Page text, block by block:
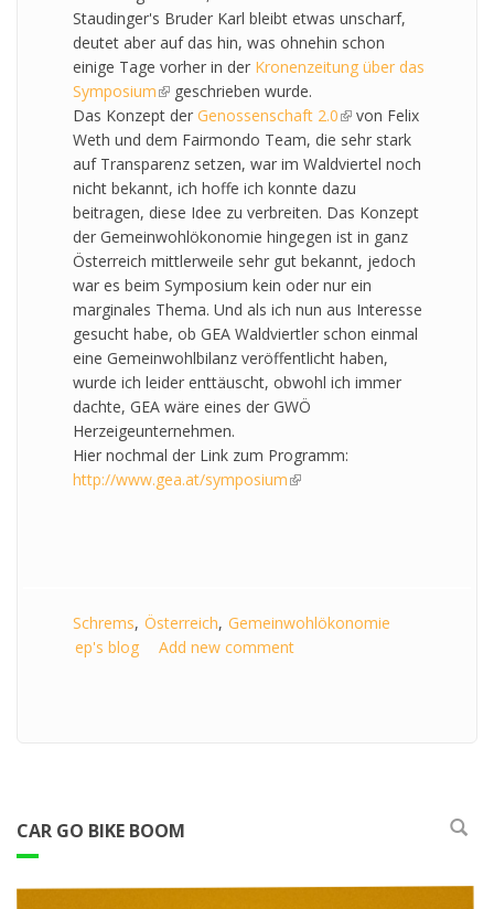
Staudinger's Bruder Karl bleibt etwas unscharf,
deutet aber auf das hin, was ohnehin schon
einige Tage vorher in der Kronenzeitung über das
Symposium(link is external)
geschrieben wurde.
Das Konzept der Genossenschaft 2.0(link is external)
von Felix
Weth und dem Fairmondo Team, die sehr stark
auf Transparenz setzen, war im Waldviertel noch
nicht bekannt, ich hoffe ich konnte dazu
beitragen, diese Idee zu verbreiten. Das Konzept
der Gemeinwohlökonomie hingegen ist in ganz
Österreich mittlerweile sehr gut bekannt, jedoch
war es beim Symposium kein oder nur ein
marginales Thema. Und als ich nun aus Interesse
gesucht habe, ob GEA Waldviertler schon einmal
eine Gemeinwohlbilanz veröffentlicht haben,
wurde ich leider enttäuscht, obwohl ich immer
dachte, GEA wäre eines der GWÖ
Herzeigeunternehmen.
Hier nochmal der Link zum Programm:
http://www.gea.at/symposium(link is external)
Schrems Österreich Gemeinwohlökonomie
ep's blog
Add new comment
CAR GO BIKE BOOM